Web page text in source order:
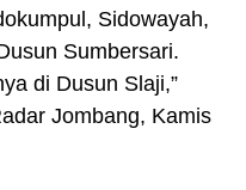
Sidowayah,
Sumbersari.
di Dusun Slaji,”
Jombang, Kamis